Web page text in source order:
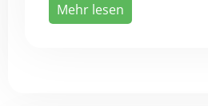
Mehr lesen